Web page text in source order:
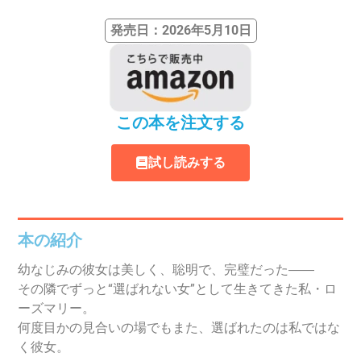
発売日：2026年5月10日
この本を注文する
試し読みする
本の紹介
幼なじみの彼女は美しく、聡明で、完璧だった――
その隣でずっと“選ばれない女”として生きてきた私・ロ
ーズマリー。
何度目かの見合いの場でもまた、選ばれたのは私ではな
く彼女。